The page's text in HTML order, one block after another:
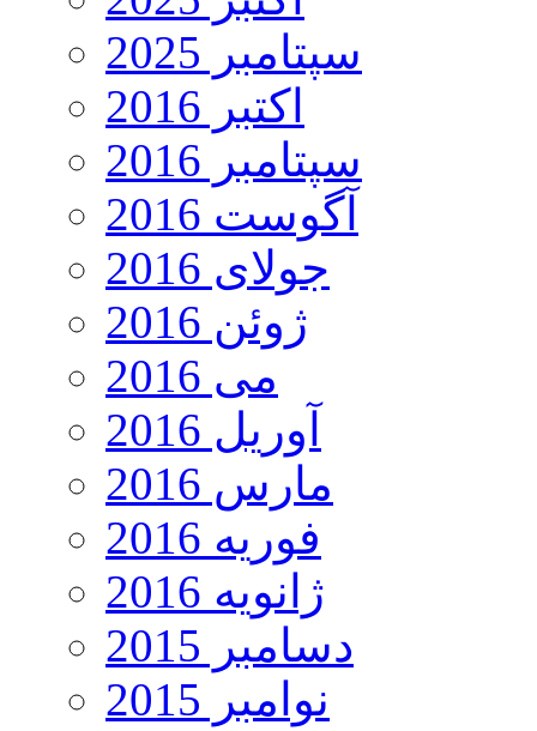
سپتامبر 2025
اکتبر 2016
سپتامبر 2016
آگوست 2016
جولای 2016
ژوئن 2016
می 2016
آوریل 2016
مارس 2016
فوریه 2016
ژانویه 2016
دسامبر 2015
نوامبر 2015